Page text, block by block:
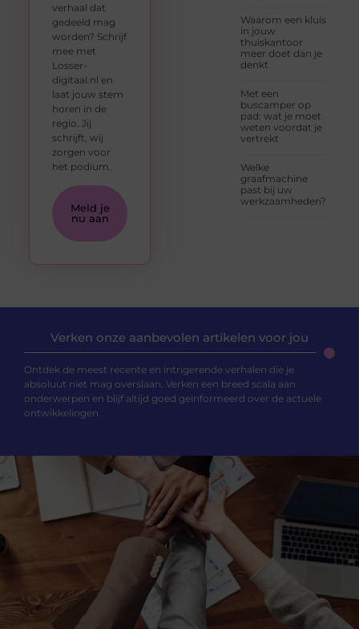
Waarom een kluis
in jouw
thuiskantoor
meer doet dan je
denkt
Met een
buscamper op
pad: wat je moet
weten voordat je
vertrekt
Welke
graafmachine
past bij uw
werkzaamheden?
verhaal dat
gedeeld mag
worden? Schrijf
mee met
Losser-
digitaal.nl en
laat jouw stem
horen in de
regio. Jij
schrijft, wij
zorgen voor
het podium.
Meld je
nu aan
Verken onze aanbevolen artikelen voor jou
Ontdek de meest recente en intrigerende verhalen die je
absoluut niet mag overslaan. Verken een breed scala aan
onderwerpen en blijf altijd goed geïnformeerd over de actuele
ontwikkelingen.